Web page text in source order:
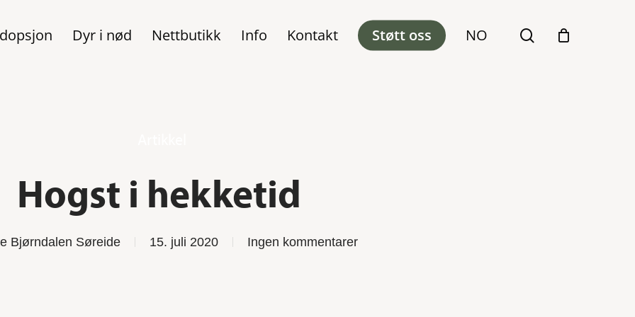
Dyr i nød Nettbutikk Info Kontakt Støtt oss NO search
Hogst i hekketid
Bjørndalen Søreide 15. juli 2020 Ingen kommentarer